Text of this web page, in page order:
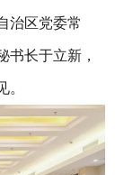
治区党委常
书长于立新，
。